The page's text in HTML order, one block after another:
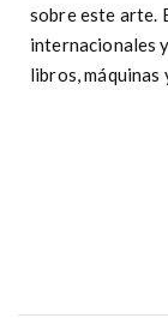
sobre este arte.
internacionales
libros, máquinas